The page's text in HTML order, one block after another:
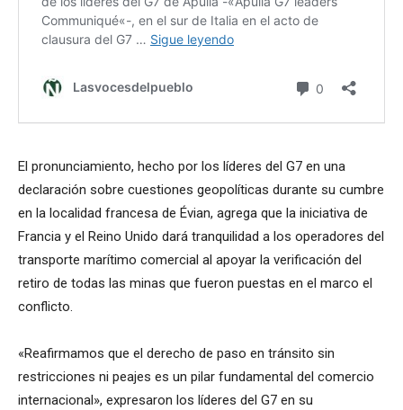
El pronunciamiento, hecho por los líderes del G7 en una
declaración sobre cuestiones geopolíticas durante su cumbre
en la localidad francesa de Évian, agrega que la iniciativa de
Francia y el Reino Unido dará tranquilidad a los operadores del
transporte marítimo comercial al apoyar la verificación del
retiro de todas las minas que fueron puestas en el marco el
conflicto.
«Reafirmamos que el derecho de paso en tránsito sin
restricciones ni peajes es un pilar fundamental del comercio
internacional», expresaron los líderes del G7 en su